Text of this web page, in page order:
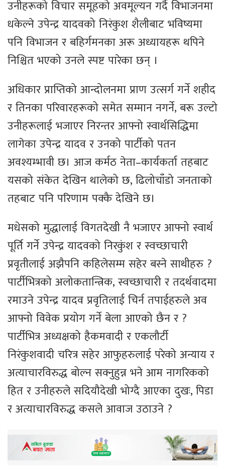
उनीहरूको विचार समूहको अवमूल्यन गर्दै विभाजनमा
धकेल्ने उपेन्द्र यादवको निरंकुश शैलीबाट भविष्यमा
पनि विभाजन र बहिर्गमनका अरू अध्यायहरू थपिने
निश्चित भएको उनले स्पष्ट पारेका छन् ।
अधिकार प्राप्तिको आन्दोलनमा प्राण उत्सर्ग गर्ने शहीद
र तिनका परिवारहरूको समेत सम्मान नगर्ने, बरू उल्टो
उनीहरूलाई भजाएर निरन्तर आफ्नो स्वार्थसिद्धिमा
लागेका उपेन्द्र यादव र उनको पार्टीको पतन
अवश्यम्भावी छ। आज कर्मठ नेता–कार्यकर्ता तहबाट
यसको संकेत देखिन थालेको छ, ढिलोचाँडो जनताको
तहबाट पनि परिणाम पक्कै देखिने छ।
मधेसको मुद्धालाई विगतदेखी नै भजाएर आफ्नो स्वार्थ
पूर्ति गर्ने उपेन्द्र यादवको निरकुंश र स्वच्छाचारी
प्रवृतीलाई अझैपनि कहिलेसम्म सहेर बस्ने साथीहरु ?
पार्टीभित्रको अलोकतान्त्रिक, स्वच्छाचारी र तदर्थवादमा
रमाउने उपेन्द्र यादव प्रवृतिलाई चिर्न तपाईहरुले अव
आफ्नो विवेक प्रयोग गर्ने बेला आएको छैन र ?
पार्टीभित्र अध्यक्षको हैकमवादी र एकलौर्टी
निरंकुशवादी चरित्र सहेर आफुहरुलाई परेको अन्याय र
अत्याचारविरुद्ध बोल्न सक्नुहुन्न भने आम नागरिकको
हित र उनीहरुले सदियौदेखी भोग्दै आएका दुखः, पिडा
र अत्याचारविरुद्ध कसले आवाज उठाउने ?